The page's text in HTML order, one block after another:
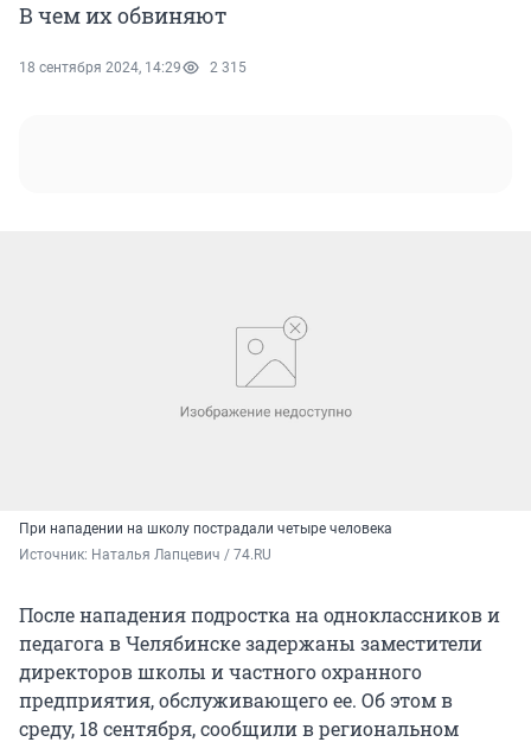
В чем их обвиняют
18 сентября 2024, 14:29 2 315
При нападении на школу пострадали четыре человека
Источник: Наталья Лапцевич / 74.RU
После нападения подростка на одноклассников и
педагога в Челябинске задержаны заместители
директоров школы и частного охранного
предприятия, обслуживающего ее. Об этом в
среду, 18 сентября, сообщили в региональном